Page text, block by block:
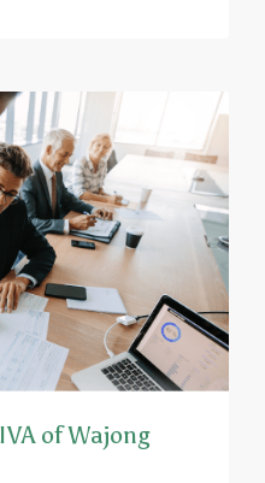
of Wajong